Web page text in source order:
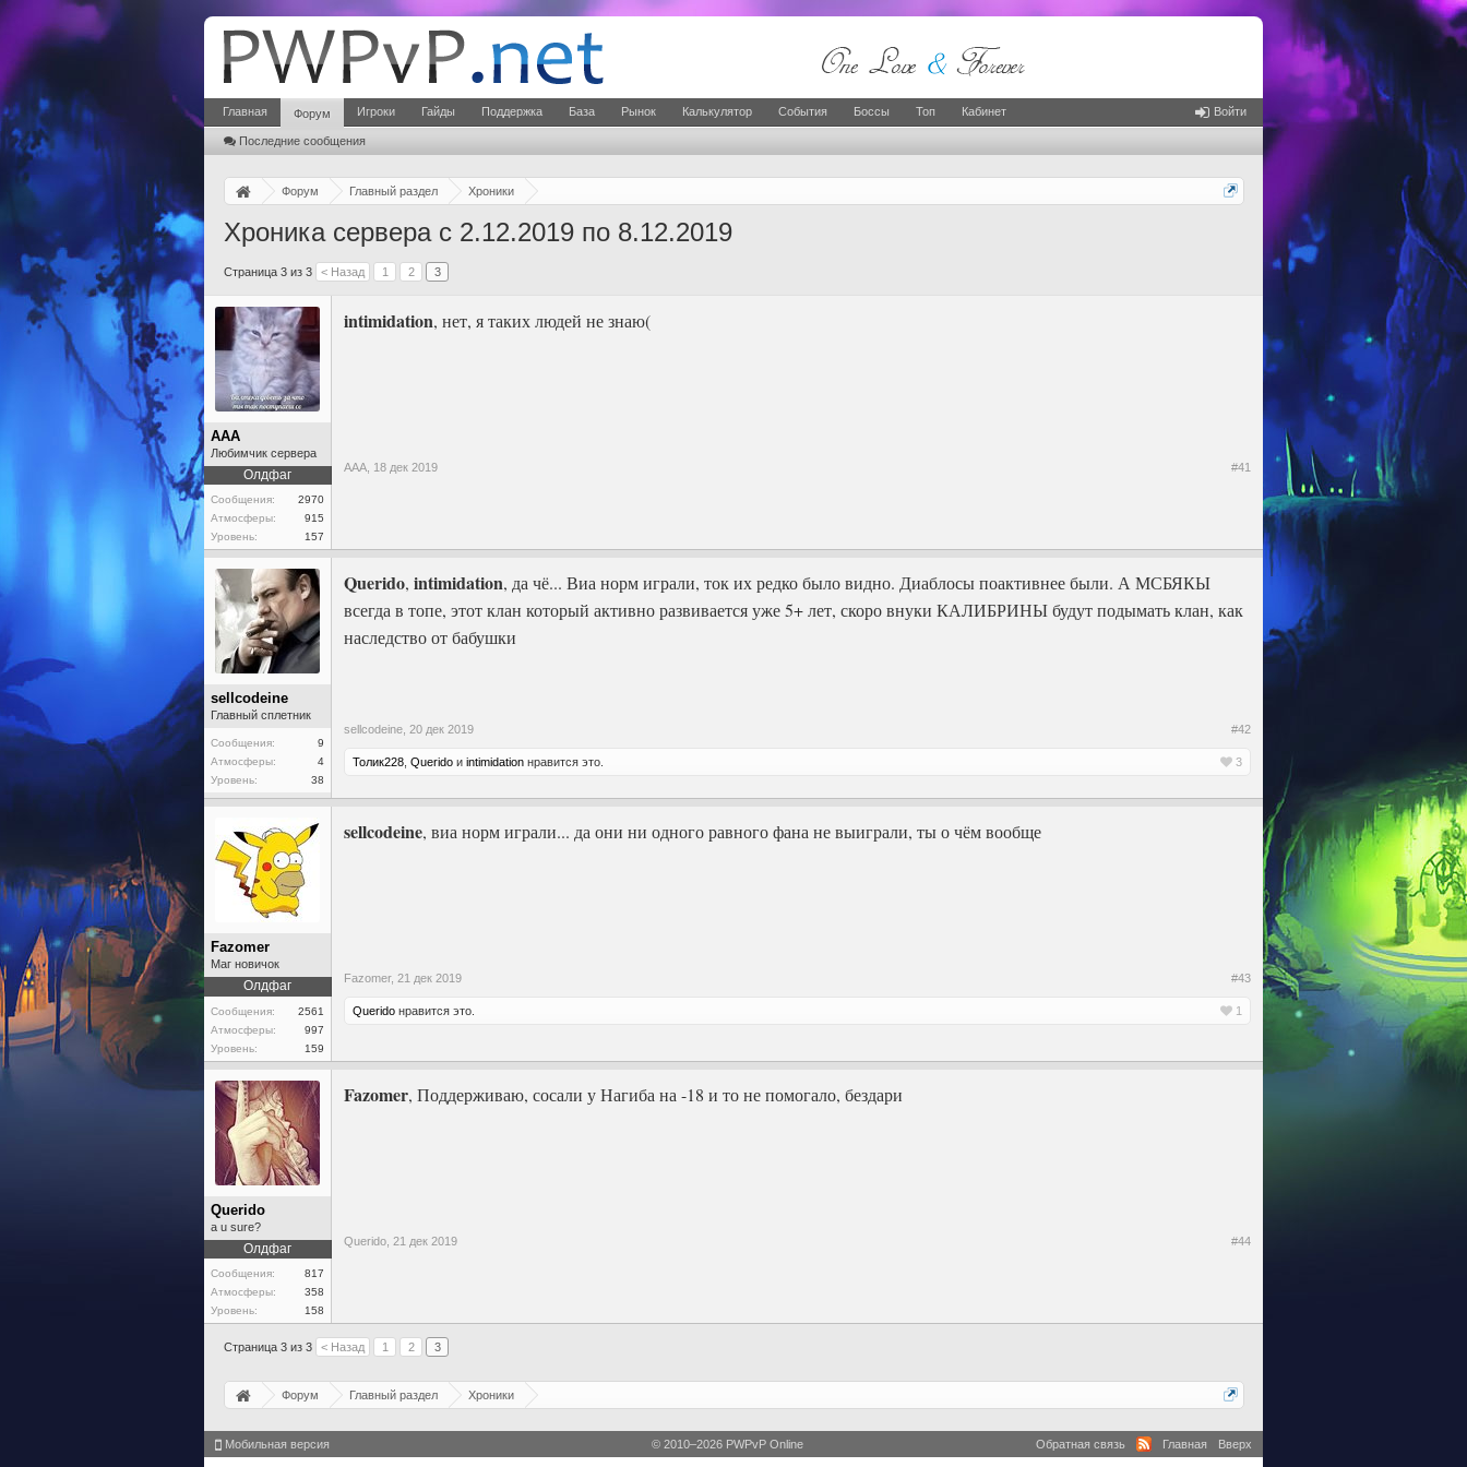
Главная Форум
Последние сообщения
Игроки Гайды Поддержка База Рынок Калькулятор События Боссы Топ Кабинет Войти
Форум Главный раздел Хроники
Хроника сервера с 2.12.2019 по 8.12.2019
Страница 3 из 3 < Назад 1 2 3
ААА
Любимчик сервера
Олдфаг
Сообщения:
2970
Атмосферы:
915
Уровень:
157
intimidation, нет, я таких людей не знаю(
ААА, 18 дек 2019 #41
sellcodeine
Главный сплетник
Сообщения:
9
Атмосферы:
4
Уровень:
38
Querido, intimidation, да чё... Виа норм играли, ток их редко было видно. Диаблосы поактивнее были. А МСБЯКЫ
всегда в топе, этот клан который активно развивается уже 5+ лет, скоро внуки КАЛИБРИНЫ будут подымать клан, как
наследство от бабушки
sellcodeine, 20 дек 2019 #42
Толик228 Querido и intimidation нравится это. 3
Fazomer
Маг новичок
Олдфаг
Сообщения:
2561
Атмосферы:
997
Уровень:
159
sellcodeine, виа норм играли... да они ни одного равного фана не выиграли, ты о чём вообще
Fazomer, 21 дек 2019 #43
Querido нравится это. 1
Querido
a u sure?
Олдфаг
Сообщения:
817
Атмосферы:
358
Уровень:
158
Fazomer, Поддерживаю, сосали у Нагиба на -18 и то не помогало, бездари
Querido, 21 дек 2019 #44
Страница 3 из 3 < Назад 1 2 3
Форум Главный раздел Хроники
Мобильная версия © 2010–2026 PWPvP Online Обратная связь Главная Вверх